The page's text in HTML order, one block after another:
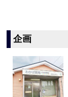
企画